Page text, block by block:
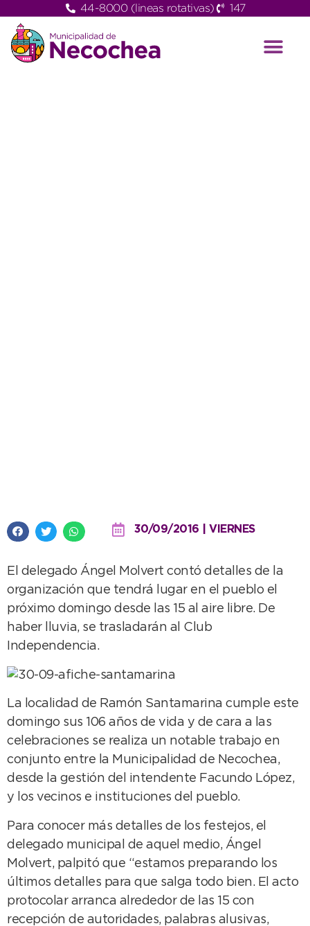
44-8000 (lineas rotativas) 147
30/09/2016 | VIERNES
El delegado Ángel Molvert contó detalles de la
organización que tendrá lugar en el pueblo el
próximo domingo desde las 15 al aire libre. De
haber lluvia, se trasladarán al Club
Independencia.
La localidad de Ramón Santamarina cumple este
domingo sus 106 años de vida y de cara a las
celebraciones se realiza un notable trabajo en
conjunto entre la Municipalidad de Necochea,
desde la gestión del intendente Facundo López,
y los vecinos e instituciones del pueblo.
Para conocer más detalles de los festejos, el
delegado municipal de aquel medio, Ángel
Molvert, palpitó que “estamos preparando los
últimos detalles para que salga todo bien. El acto
protocolar arranca alrededor de las 15 con
recepción de autoridades, palabras alusivas,